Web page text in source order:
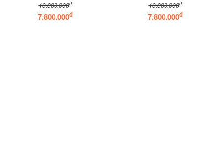
13.800.000đ
7.800.000đ
13.800.000đ
7.800.000đ